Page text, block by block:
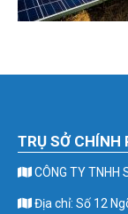
TRỤ SỞ CHÍNH
CÔNG TY TNHH
Địa chỉ: Số 12